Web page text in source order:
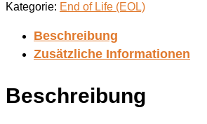
Kategorie: End of Life (EOL)
Beschreibung
Zusätzliche Informationen
Beschreibung